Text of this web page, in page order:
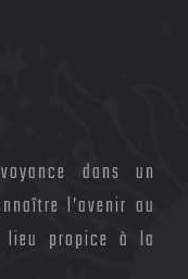
dans un
l’avenir au
lieu propice à la